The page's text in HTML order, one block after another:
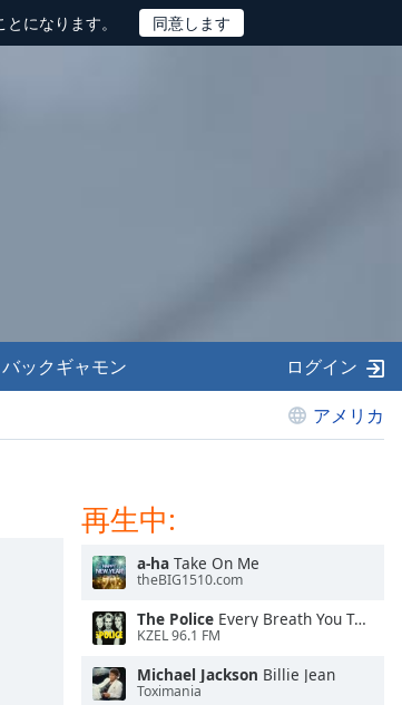
になります。
アメリカ
バックギャモン ログイン
再生中:
a-ha Take On Me
theBIG1510.com
The Police Every Breath You Take
KZEL 96.1 FM
Michael Jackson Billie Jean
Toximania